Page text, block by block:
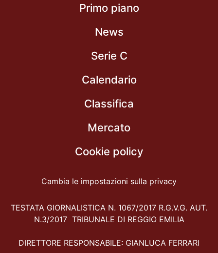
Primo piano
News
Serie C
Calendario
Classifica
Mercato
Cookie policy
Cambia le impostazioni sulla privacy
TESTATA GIORNALISTICA N. 1067/2017 R.G.V.G. AUT.
N.3/2017 TRIBUNALE DI REGGIO EMILIA
DIRETTORE RESPONSABILE: GIANLUCA FERRARI